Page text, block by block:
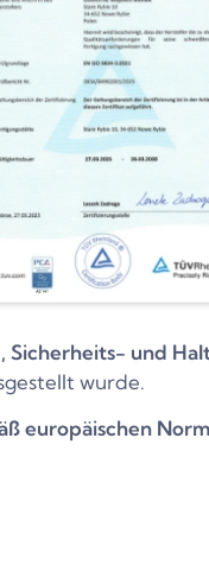
Sicherheits- und
wurde.
europäischen